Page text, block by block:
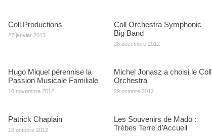
Coll Productions
27 janvier 2013
Coll Orchestra Symphonic
Big Band
28 décembre 2012
Hugo Miquel pérennise la
Passion Musicale Familiale
10 novembre 2012
Michel Jonasz a choisi le Coll
Orchestra
29 octobre 2012
Patrick Chaplain
10 octobre 2012
Les Souvenirs de Mado :
Trèbes Terre d’Accueil